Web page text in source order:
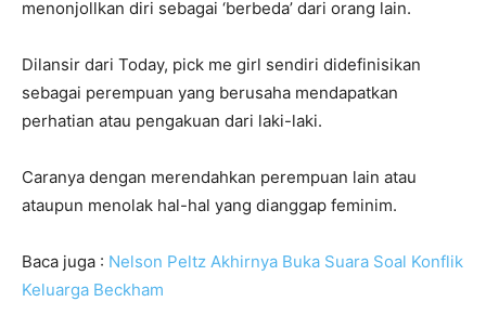
menonjollkan diri sebagai ‘berbeda’ dari orang lain.
Dilansir dari Today, pick me girl sendiri didefinisikan
sebagai perempuan yang berusaha mendapatkan
perhatian atau pengakuan dari laki-laki.
Caranya dengan merendahkan perempuan lain atau
ataupun menolak hal-hal yang dianggap feminim.
Baca juga : Nelson Peltz Akhirnya Buka Suara Soal Konflik
Keluarga Beckham